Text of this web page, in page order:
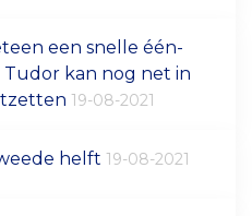
een snelle één-
Tudor kan nog net in
19-08-2021
helft 19-08-2021